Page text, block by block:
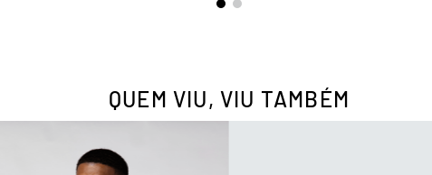
QUEM VIU, VIU TAMBÉM